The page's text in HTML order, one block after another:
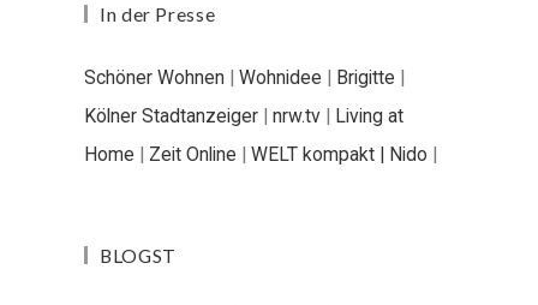
In der Presse
Schöner Wohnen | Wohnidee | Brigitte |
Kölner Stadtanzeiger | nrw.tv | Living at
Home | Zeit Online | WELT kompakt | Nido |
BLOGST